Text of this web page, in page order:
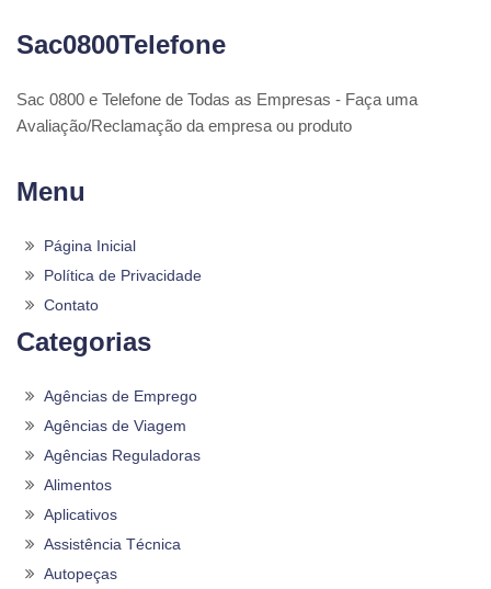
Sac0800Telefone
Sac 0800 e Telefone de Todas as Empresas - Faça uma
Avaliação/Reclamação da empresa ou produto
Menu
Página Inicial
Política de Privacidade
Contato
Categorias
Agências de Emprego
Agências de Viagem
Agências Reguladoras
Alimentos
Aplicativos
Assistência Técnica
Autopeças